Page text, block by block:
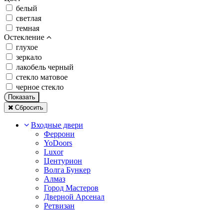
белый
светлая
темная
Остекление
глухое
зеркало
лакобель черный
стекло матовое
черное стекло
Показать
Сбросить
Входные двери
Феррони
YoDoors
Luxor
Центурион
Волга Бункер
Алмаз
Город Мастеров
Дверной Арсенал
Ретвизан